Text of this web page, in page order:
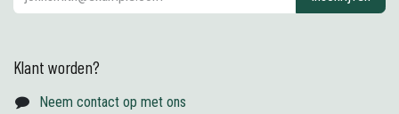
Klant worden?
Neem contact op met ons